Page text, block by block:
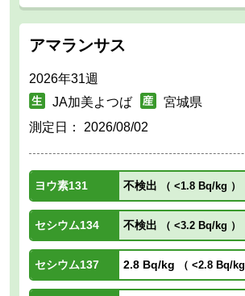
アマランサス
2026年31週
JA加美よつば
宮城県
測定日： 2026/08/02
ヨウ素131 不検出 （ <1.8 Bq/kg ）
セシウム134 不検出 （ <3.2 Bq/kg ）
セシウム137 2.8 Bq/kg （ <2.8 Bq/kg